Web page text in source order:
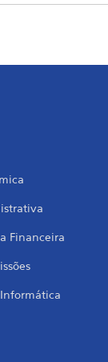
Financeira